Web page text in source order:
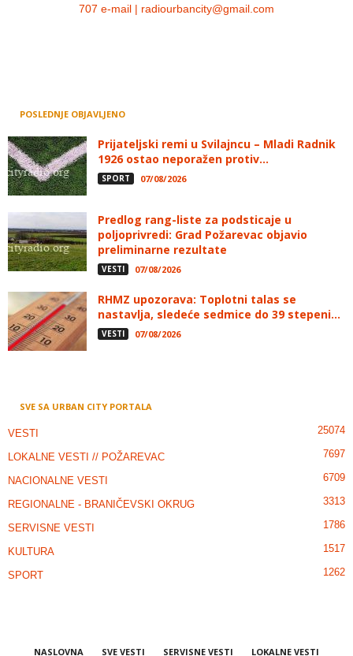
707 e-mail | radiourbancity@gmail.com
POSLEDNJE OBJAVLJENO
Prijateljski remi u Svilajncu – Mladi Radnik
1926 ostao neporažen protiv...
SPORT 07/08/2026
Predlog rang-liste za podsticaje u
poljoprivredi: Grad Požarevac objavio
preliminarne rezultate
VESTI 07/08/2026
RHMZ upozorava: Toplotni talas se
nastavlja, sledeće sedmice do 39 stepeni...
VESTI 07/08/2026
SVE SA URBAN CITY PORTALA
VESTI 25074
LOKALNE VESTI // POŽAREVAC 7697
NACIONALNE VESTI 6709
REGIONALNE - BRANIČEVSKI OKRUG 3313
SERVISNE VESTI 1786
KULTURA 1517
SPORT 1262
NASLOVNA SVE VESTI SERVISNE VESTI LOKALNE VESTI